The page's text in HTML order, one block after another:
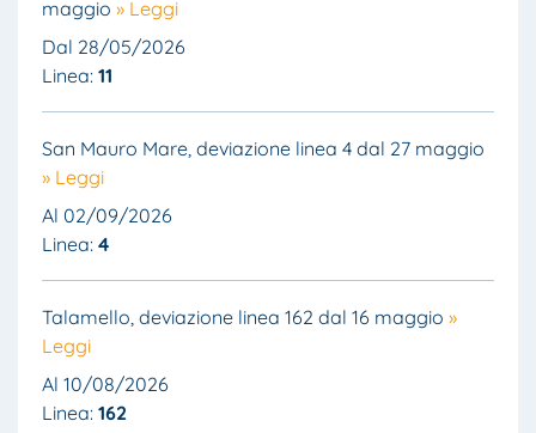
maggio » Leggi
Dal 28/05/2026
Linea: 11
San Mauro Mare, deviazione linea 4 dal 27 maggio
» Leggi
Al 02/09/2026
Linea: 4
Talamello, deviazione linea 162 dal 16 maggio »
Leggi
Al 10/08/2026
Linea: 162